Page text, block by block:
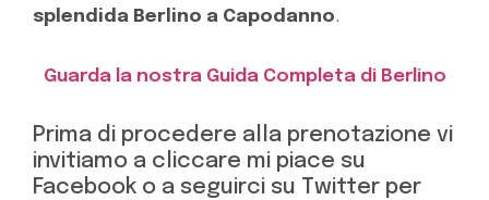
splendida Berlino a Capodanno.
Guarda la nostra Guida Completa di Berlino
Prima di procedere alla prenotazione vi
invitiamo a cliccare mi piace su
Facebook o a seguirci su Twitter per